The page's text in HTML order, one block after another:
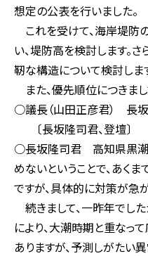
想定の公表を行いました。
これを受けて、海岸堤防
い、堤防高を検討します。
靭な構造について検討しま
また、優先順位につきま
○議長（山田正彦君） 長坂
〔長坂隆司君、登壇〕
○長坂隆司君 高知県黒潮町
めないということで、あく
ですが、具体的に対策が急
続きまして、一昨年でし
により、大潮時期と重なっ
ありますが、予測しがたい